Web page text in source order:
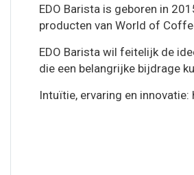
EDO Barista is geboren in
producten van World of
EDO Barista wil feitelijk de
die een belangrijke bijdrage
Intuïtie, ervaring en